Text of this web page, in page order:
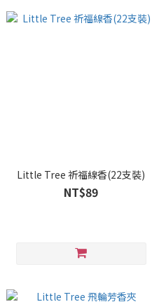
Little Tree 祈福線香(22支裝)
NT$89